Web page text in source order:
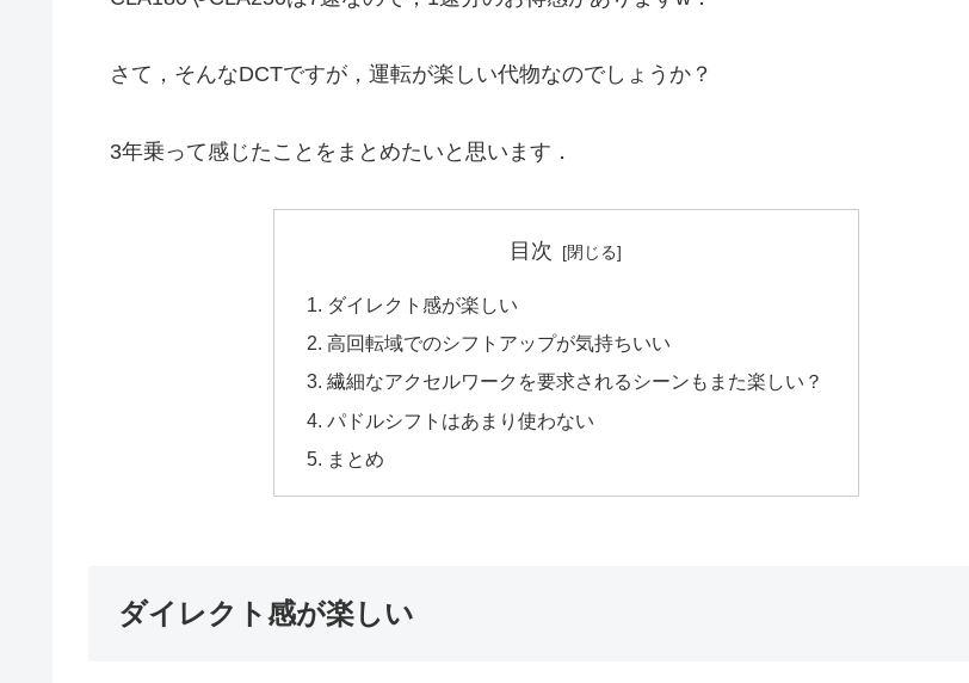
さて，そんなDCTですが，運転が楽しい代物なのでしょうか？
3年乗って感じたことをまとめたいと思います．
目次
ダイレクト感が楽しい
高回転域でのシフトアップが気持ちいい
繊細なアクセルワークを要求されるシーンもまた楽しい？
パドルシフトはあまり使わない
まとめ
ダイレクト感が楽しい